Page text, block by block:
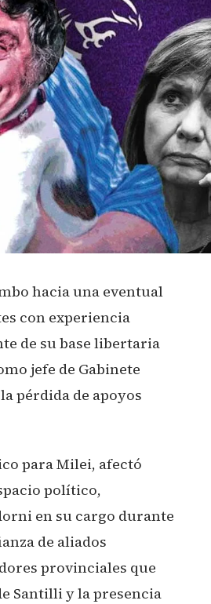
hacia una eventual
con experiencia
de su base libertaria
jefe de Gabinete
pérdida de apoyos
para Milei, afectó
político,
en su cargo durante
de aliados
provinciales que
Santilli y la presencia